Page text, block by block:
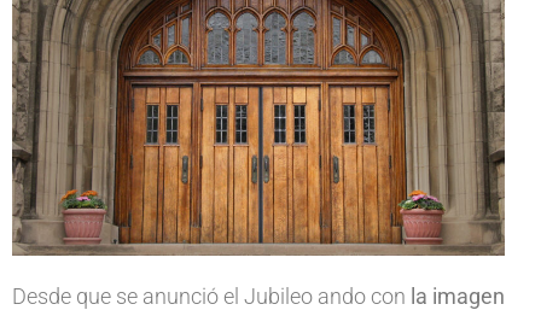
Desde que se anunció el Jubileo ando con la imagen